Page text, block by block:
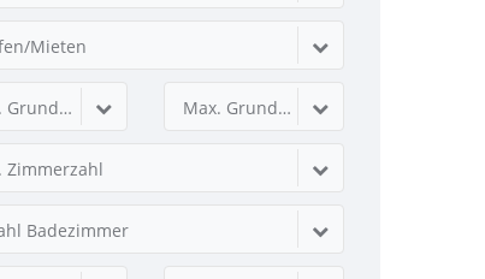
Mieten
Min. Grundstücksfläche Max. Grundstücksfläche
Zimmerzahl
Badezimmer